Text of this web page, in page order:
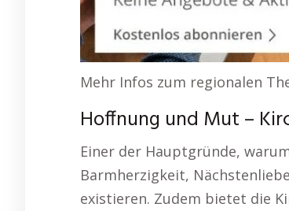
Mehr Infos zum regionalen
Hoffnung und Mut –
Einer der Hauptgründe,
Barmherzigkeit,
existieren. Zudem bietet die